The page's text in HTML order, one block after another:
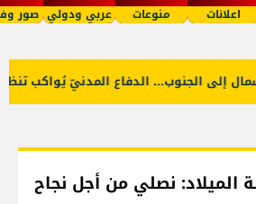
اعلانات منوعات عربي ودولي صور
إلى الجنوب... الدفاع المدنيّ يُواكب
الميلاد: نصلي من أجل نجاح